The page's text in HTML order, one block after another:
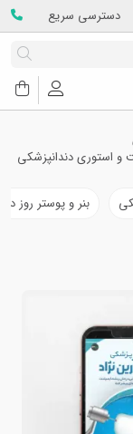
دسترسی سریع
استوری دندانپزشکی
بنر و پوستر روز